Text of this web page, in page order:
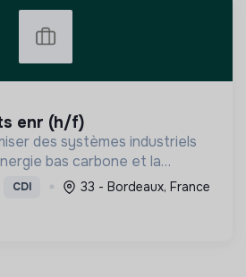
enr (h/f)
des systèmes industriels
bas carbone et la
s'appuyant sur l'innovation et
CDI 33 - Bordeaux, France